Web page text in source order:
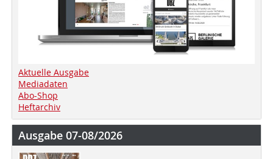
Aktuelle Ausgabe
Mediadaten
Abo-Shop
Heftarchiv
Ausgabe 07-08/2026